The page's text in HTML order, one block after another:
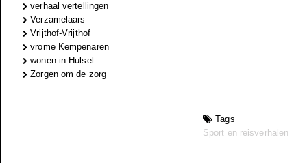
verhaal vertellingen
Verzamelaars
Vrijthof-Vrijthof
vrome Kempenaren
wonen in Hulsel
Zorgen om de zorg
Tags
Sport en reisverhalen